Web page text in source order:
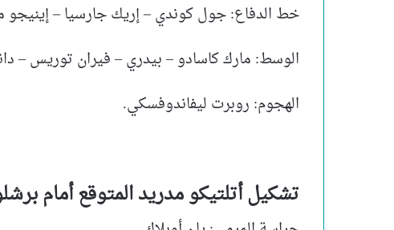
خط الدفاع: جول كوندي – إريك جارسيا – إينيجو
الوسط: مارك كاسادو – بيدري – فيران توريس –
الهجوم: روبرت ليفاندوفسكي.
تشكيل أتلتيكو مدريد المتوقع أمام